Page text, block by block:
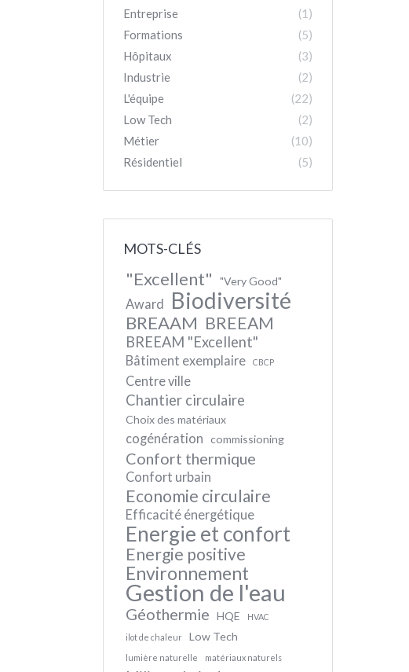
Entreprise
(1)
Formations
(5)
Hôpitaux
(3)
Industrie
(2)
L'équipe
(22)
Low Tech
(2)
Métier
(10)
Résidentiel
(5)
MOTS-CLÉS
"Excellent" "Very Good"
Award Biodiversité
BREAAM BREEAM
BREEAM "Excellent"
Bâtiment exemplaire CBCP
Centre ville
Chantier circulaire
Choix des matériaux
cogénération commissioning
Confort thermique
Confort urbain
Economie circulaire
Efficacité énergétique
Energie et confort
Energie positive
Environnement
Gestion de l'eau
Géothermie HQE
HVAC
ilot de chaleur
Low Tech
lumière naturelle matériaux naturels